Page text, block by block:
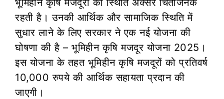
भूमिहीन कृषि मजदूरों की स्थिति अक्सर चिंताजनक
रहती है। उनकी आर्थिक और सामाजिक स्थिति में
सुधार लाने के लिए सरकार ने एक नई योजना की
घोषणा की है – भूमिहीन कृषि मजदूर योजना 2025।
इस योजना के तहत भूमिहीन कृषि मजदूरों को प्रतिवर्ष
10,000 रुपये की आर्थिक सहायता प्रदान की
जाएगी।